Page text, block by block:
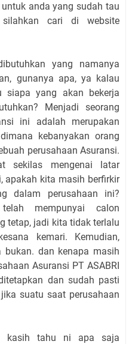
anda yang sudah tau
cari di website
yang namanya
gunanya apa, ya kalau
siapa yang akan bekerja
Menjadi seorang
ini adalah merupakan
kebanyakan orang
perusahaan Asuransi.
sekilas mengenai latar
apakah kita masih berfirkir
dalam perusahaan ini?
mempunyai calon
tetap, jadi kita tidak terlalu
kemari. Kemudian,
dan kenapa masih
Asuransi PT ASABRI
dan sudah pasti
suatu saat perusahaan
kasih tahu ni apa saja